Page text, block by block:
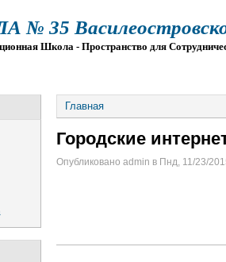
№ 35
Школа - Пространство для
Главная
Городские
Опубликовано admin в Пнд, 11/23/